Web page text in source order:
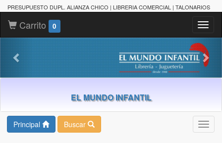
PRESUPUESTO DUPL. ALIANZA CHICO | LIBRERIA COMERCIAL | TALONARIOS
Carrito 0
EL MUNDO INFANTIL
Principal Buscar